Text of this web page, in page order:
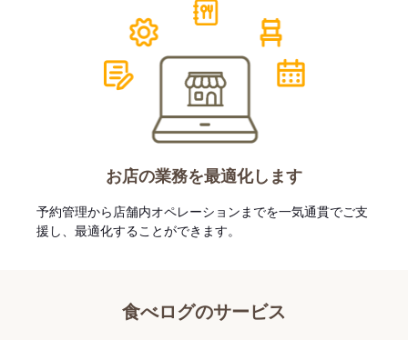
お店の業務を最適化します
予約管理から店舗内オペレーションまでを一気通貫でご支
援し、最適化することができます。
食べログのサービス